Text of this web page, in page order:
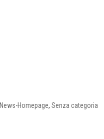
News-Homepage, Senza categoria